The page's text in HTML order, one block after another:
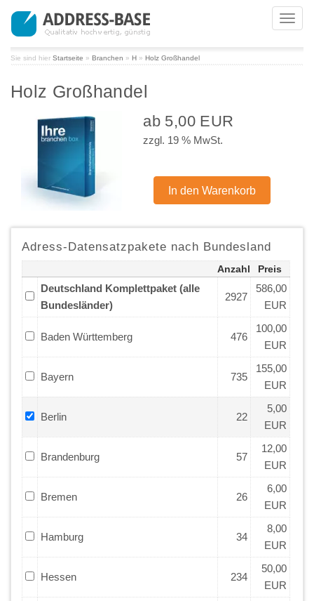
Sie sind hier Startseite » Branchen » H » Holz Großhandel
Holz Großhandel
ab 5,00 EUR
zzgl. 19 % MwSt.
Adress-Datensatzpakete nach Bundesland
Anzahl Preis
Deutschland Komplettpaket (alle
Bundesländer)
2927
586,00
EUR
Baden Württemberg 476
100,00
EUR
Bayern 735
155,00
EUR
Berlin 22
5,00
EUR
Brandenburg 57
12,00
EUR
Bremen 26
6,00
EUR
Hamburg 34
8,00
EUR
Hessen 234
50,00
EUR